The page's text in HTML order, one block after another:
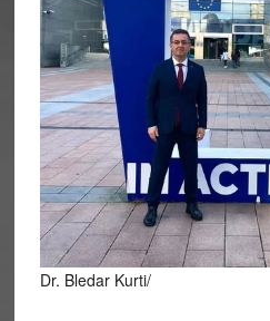
Dr. Bledar Kurti/